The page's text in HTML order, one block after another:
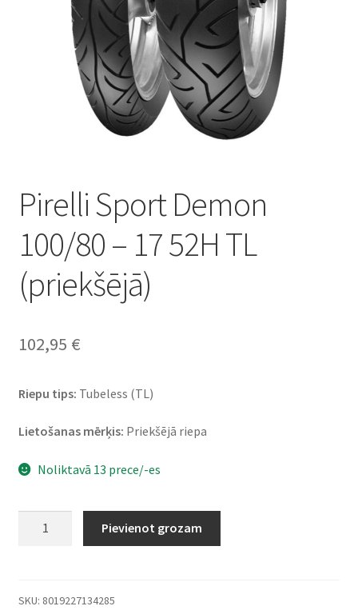
Pirelli Sport Demon
100/80 – 17 52H TL
(priekšējā)
102,95 €
Riepu tips: Tubeless (TL)
Lietošanas mērķis: Priekšējā riepa
Noliktavā 13 prece/-es
-
Pievienot grozam
SKU: 8019227134285